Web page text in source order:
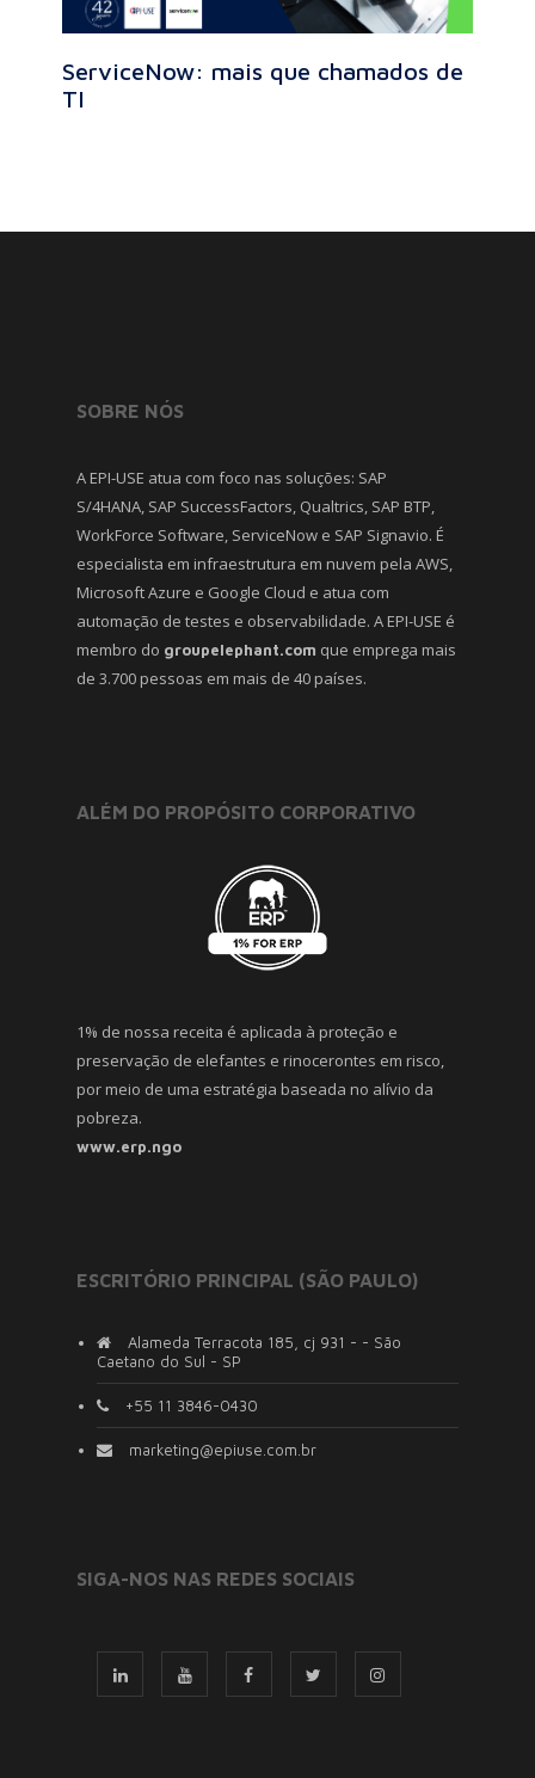
ServiceNow: mais que chamados de
TI
SOBRE NÓS
A EPI-USE atua com foco nas soluções: SAP
S/4HANA, SAP SuccessFactors, Qualtrics, SAP BTP,
WorkForce Software, ServiceNow e SAP Signavio. É
especialista em infraestrutura em nuvem pela AWS,
Microsoft Azure e Google Cloud e atua com
automação de testes e observabilidade. A EPI-USE é
membro do groupelephant.com que emprega mais
de 3.700 pessoas em mais de 40 países.
ALÉM DO PROPÓSITO CORPORATIVO
1% de nossa receita é aplicada à proteção e
preservação de elefantes e rinocerontes em risco,
por meio de uma estratégia baseada no alívio da
pobreza.
www.erp.ngo
ESCRITÓRIO PRINCIPAL (SÃO PAULO)
Alameda Terracota 185, cj 931 - - São
Caetano do Sul - SP
+55 11 3846-0430
marketing@epiuse.com.br
SIGA-NOS NAS REDES SOCIAIS